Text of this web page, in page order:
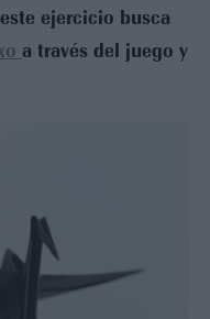
este ejercicio busca
a través del juego y